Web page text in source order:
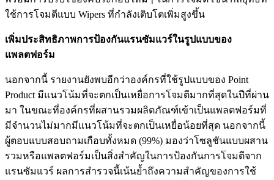
ใช้การโจมตีแบบ Wipers ที่กำลังเติบโตเพิ่มสูงขึ้น
เพิ่มประสิทธิภาพการป้องกันแรนซัมแวร์ในรูปแบบของ
แพลตฟอร์ม
นอกจากนี้ รายงานยังพบอีกว่าองค์กรที่ใช้รูปแบบของ Point
Product มีแนวโน้มที่จะตกเป็นเหยื่อการโจมตีมากที่สุดในปีที่ผ่าน
มา ในขณะที่องค์กรที่ผสานรวมผลิตภัณฑ์เข้าเป็นแพลตฟอร์มที่
มีจำนวนไม่มากมีแนวโน้มที่จะตกเป็นเหยื่อน้อยที่สุด นอกจากนี้
ผู้ตอบแบบสอบถามเกือบทั้งหมด (99%) มองว่าโซลูชันแบบผสาน
รวมหรือแพลตฟอร์มเป็นสิ่งสำคัญในการป้องกันการโจมตีจาก
แรนซัมแวร์ ผลการสำรวจนี้เน้นย้ำถึงความสำคัญของการใช้